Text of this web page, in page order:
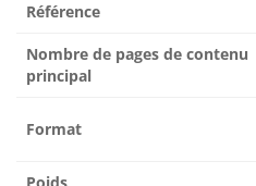
Référence
Nombre de pages de contenu
principal
Format